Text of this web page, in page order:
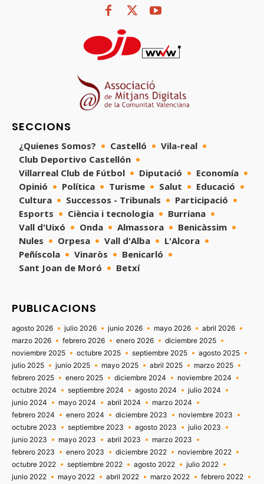
SECCIONS
¿Quienes Somos? Castelló
Vila-real
Club Deportivo Castellón
Villarreal Club de Fútbol
Diputació
Economía
Opinió
Política Turisme Salut
Educació
Cultura
Successos - Tribunals
Participació
Esports
Ciència i tecnologia
Burriana
Vall d'Uixó
Onda Almassora
Benicàssim
Nules
Orpesa Vall d'Alba
L'Alcora
Peñíscola
Vinaròs
Benicarló
Sant Joan de Moró
Betxí
PUBLICACIONS
agosto 2026 julio 2026 junio 2026 mayo 2026
abril 2026
marzo 2026
febrero 2026 enero 2026
diciembre 2025
noviembre 2025
octubre 2025 septiembre 2025
agosto 2025
julio 2025
junio 2025 mayo 2025 abril 2025
marzo 2025
febrero 2025
enero 2025 diciembre 2024
noviembre 2024
octubre 2024
septiembre 2024 agosto 2024
julio 2024
junio 2024
mayo 2024 abril 2024
marzo 2024
febrero 2024
enero 2024 diciembre 2023
noviembre 2023
octubre 2023
septiembre 2023 agosto 2023
julio 2023
junio 2023
mayo 2023 abril 2023
marzo 2023
febrero 2023
enero 2023 diciembre 2022
noviembre 2022
octubre 2022
septiembre 2022 agosto 2022
julio 2022
junio 2022
mayo 2022 abril 2022 marzo 2022
febrero 2022